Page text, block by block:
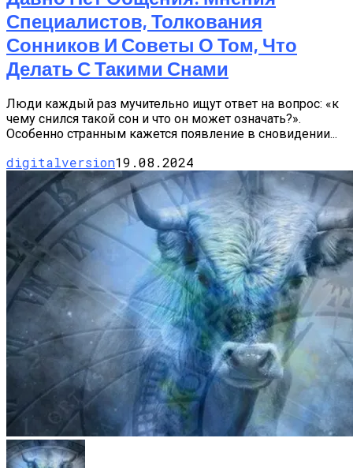
Специалистов, Толкования
Сонников И Советы О Том, Что
Делать С Такими Снами
Люди каждый раз мучительно ищут ответ на вопрос: «к
чему снился такой сон и что он может означать?».
Особенно странным кажется появление в сновидении...
digitalversion19.08.2024